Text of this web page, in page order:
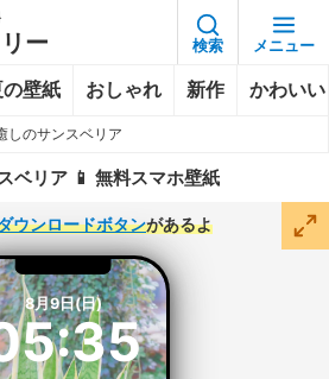
ー 検索 メニュー
の壁紙 おしゃれ 新作 かわいい
しのサンスベリア
ベリア 📱 無料スマホ壁紙
ウンロードボタンがあるよ
8月9日(日)